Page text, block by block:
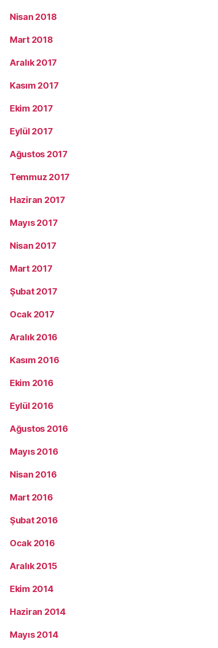
Nisan 2018
Mart 2018
Aralık 2017
Kasım 2017
Ekim 2017
Eylül 2017
Ağustos 2017
Temmuz 2017
Haziran 2017
Mayıs 2017
Nisan 2017
Mart 2017
Şubat 2017
Ocak 2017
Aralık 2016
Kasım 2016
Ekim 2016
Eylül 2016
Ağustos 2016
Mayıs 2016
Nisan 2016
Mart 2016
Şubat 2016
Ocak 2016
Aralık 2015
Ekim 2014
Haziran 2014
Mayıs 2014